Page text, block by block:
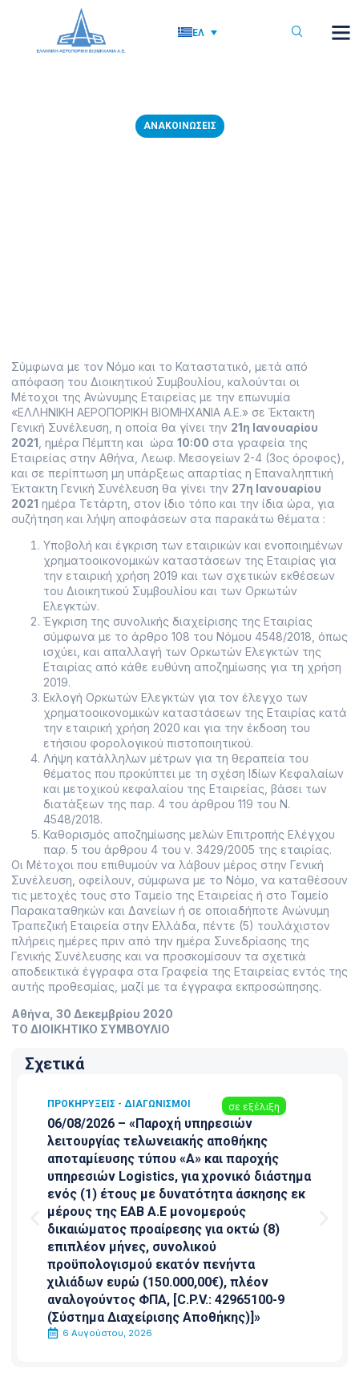
ΕΛ
ΑΝΑΚΟΙΝΏΣΕΙΣ
Σύμφωνα με τον Νόμο και το Καταστατικό, μετά από
απόφαση του Διοικητικού Συμβουλίου, καλούνται οι
Μέτοχοι της Ανώνυμης Εταιρείας με την επωνυμία
«ΕΛΛΗΝΙΚΗ ΑΕΡΟΠΟΡΙΚΗ ΒΙΟΜΗΧΑΝΙΑ Α.Ε.» σε Έκτακτη
Γενική Συνέλευση, η οποία θα γίνει την 21η Ιανουαρίου
2021 , ημέρα Πέμπτη και ώρα 10:00 στα γραφεία της
Εταιρείας στην Αθήνα, Λεωφ. Μεσογείων 2-4 (3ος όροφος),
και σε περίπτωση μη υπάρξεως απαρτίας η Επαναληπτική
Έκτακτη Γενική Συνέλευση θα γίνει την 27η Ιανουαρίου
2021 ημέρα Τετάρτη, στον ίδιο τόπο και την ίδια ώρα, για
συζήτηση και λήψη αποφάσεων στα παρακάτω θέματα :
Υποβολή και έγκριση των εταιρικών και ενοποιημένων
χρηματοοικονομικών καταστάσεων της Εταιρίας για
την εταιρική χρήση 2019 και των σχετικών εκθέσεων
του Διοικητικού Συμβουλίου και των Ορκωτών
Ελεγκτών.
Έγκριση της συνολικής διαχείρισης της Εταιρίας
σύμφωνα με το άρθρο 108 του Νόμου 4548/2018, όπως
ισχύει, και απαλλαγή των Ορκωτών Ελεγκτών της
Εταιρίας από κάθε ευθύνη αποζημίωσης για τη χρήση
2019.
Εκλογή Ορκωτών Ελεγκτών για τον έλεγχο των
χρηματοοικονομικών καταστάσεων της Εταιρίας κατά
την εταιρική χρήση 2020 και για την έκδοση του
ετήσιου φορολογικού πιστοποιητικού.
Λήψη κατάλληλων μέτρων για τη θεραπεία του
θέματος που προκύπτει με τη σχέση Ιδίων Κεφαλαίων
και μετοχικού κεφαλαίου της Εταιρείας, βάσει των
διατάξεων της παρ. 4 του άρθρου 119 του Ν.
4548/2018.
Καθορισμός αποζημίωσης μελών Επιτροπής Ελέγχου
παρ. 5 του άρθρου 4 του ν. 3429/2005 της εταιρίας.
Οι Μέτοχοι που επιθυμούν να λάβουν μέρος στην Γενική
Συνέλευση, οφείλουν, σύμφωνα με το Νόμο, να καταθέσουν
τις μετοχές τους στο Ταμείο της Εταιρείας ή στο Ταμείο
Παρακαταθηκών και Δανείων ή σε οποιαδήποτε Ανώνυμη
Τραπεζική Εταιρεία στην Ελλάδα, πέντε (5) τουλάχιστον
πλήρεις ημέρες πριν από την ημέρα Συνεδρίασης της
Γενικής Συνέλευσης και να προσκομίσουν τα σχετικά
αποδεικτικά έγγραφα στα Γραφεία της Εταιρείας εντός της
αυτής προθεσμίας, μαζί με τα έγγραφα εκπροσώπησης.
Αθήνα, 30 Δεκεμβρίου 2020
ΤΟ ΔΙΟΙΚΗΤΙΚΟ ΣΥΜΒΟΥΛΙΟ
Σχετικά
ΠΡΟΚΗΡΎΞΕΙΣ - ΔΙΑΓΩΝΙΣΜΟΊ σε εξέλιξη
06/08/2026 – «Παροχή υπηρεσιών
λειτουργίας τελωνειακής αποθήκης
αποταμίευσης τύπου «Α» και παροχής
υπηρεσιών Logistics, για χρονικό διάστημα
ενός (1) έτους με δυνατότητα άσκησης εκ
μέρους της ΕΑΒ Α.Ε μονομερούς
δικαιώματος προαίρεσης για οκτώ (8)
επιπλέον μήνες, συνολικού
προϋπολογισμού εκατόν πενήντα
χιλιάδων ευρώ (150.000,00€), πλέον
αναλογούντος ΦΠΑ, [C.P.V.: 42965100-9
(Σύστημα Διαχείρισης Αποθήκης)]»
6 Αυγούστου, 2026